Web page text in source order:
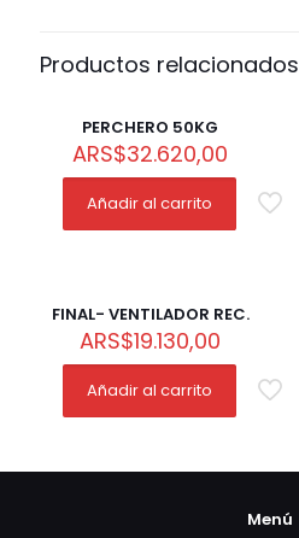
Productos relacionados
PERCHERO 50KG
ARS$32.620,00
Añadir al carrito
FINAL- VENTILADOR REC.
ARS$19.130,00
Añadir al carrito
Menú